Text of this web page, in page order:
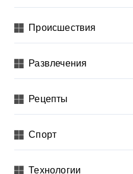
Происшествия
Развлечения
Рецепты
Спорт
Технологии